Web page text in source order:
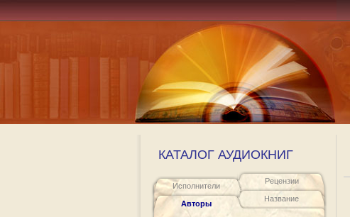
КАТАЛОГ АУДИОКНИГ
Исполнители
Авторы
Рецензии
Название